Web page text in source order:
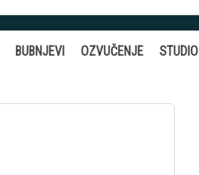
BUBNJEVI OZVUČENJE STUDIO